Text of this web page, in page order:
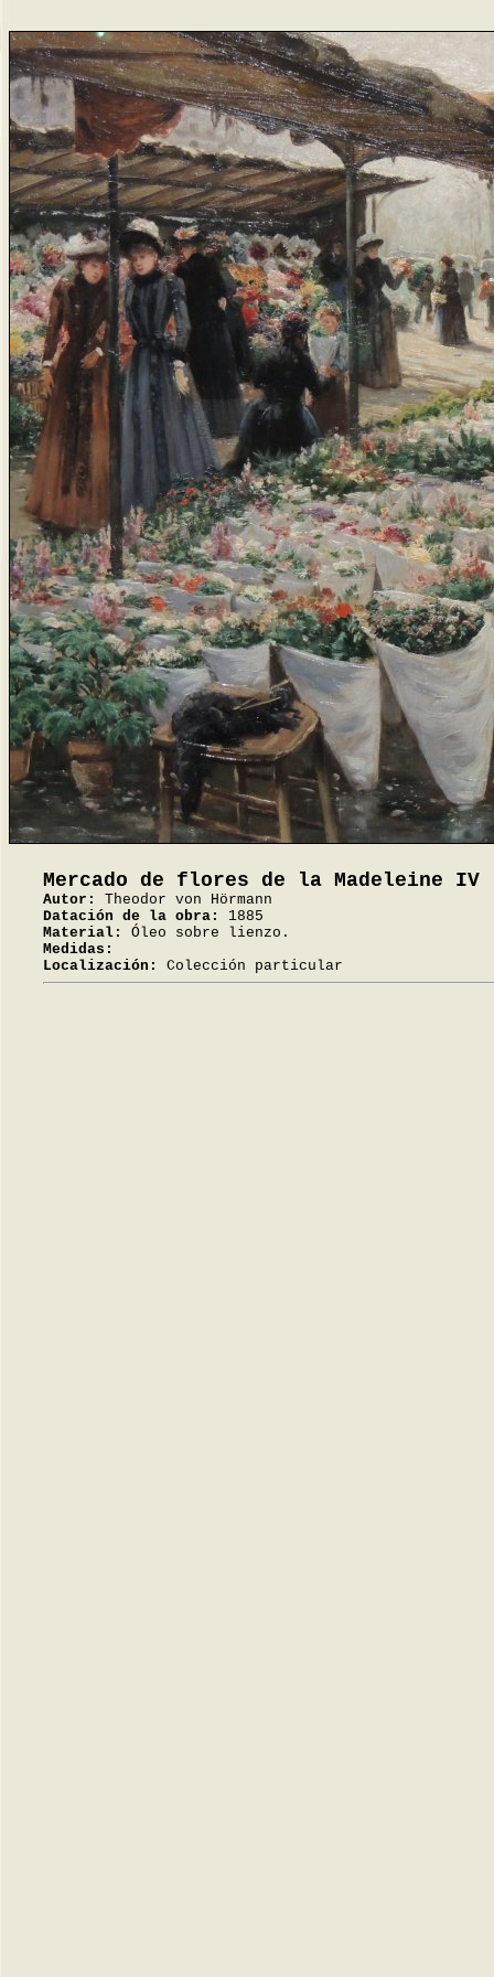
Mercado de flores de la Madeleine IV
Autor:
Theodor von Hörmann
Datación de la obra:
1885
Material:
Óleo sobre lienzo.
Medidas:
Localización:
Colección particular